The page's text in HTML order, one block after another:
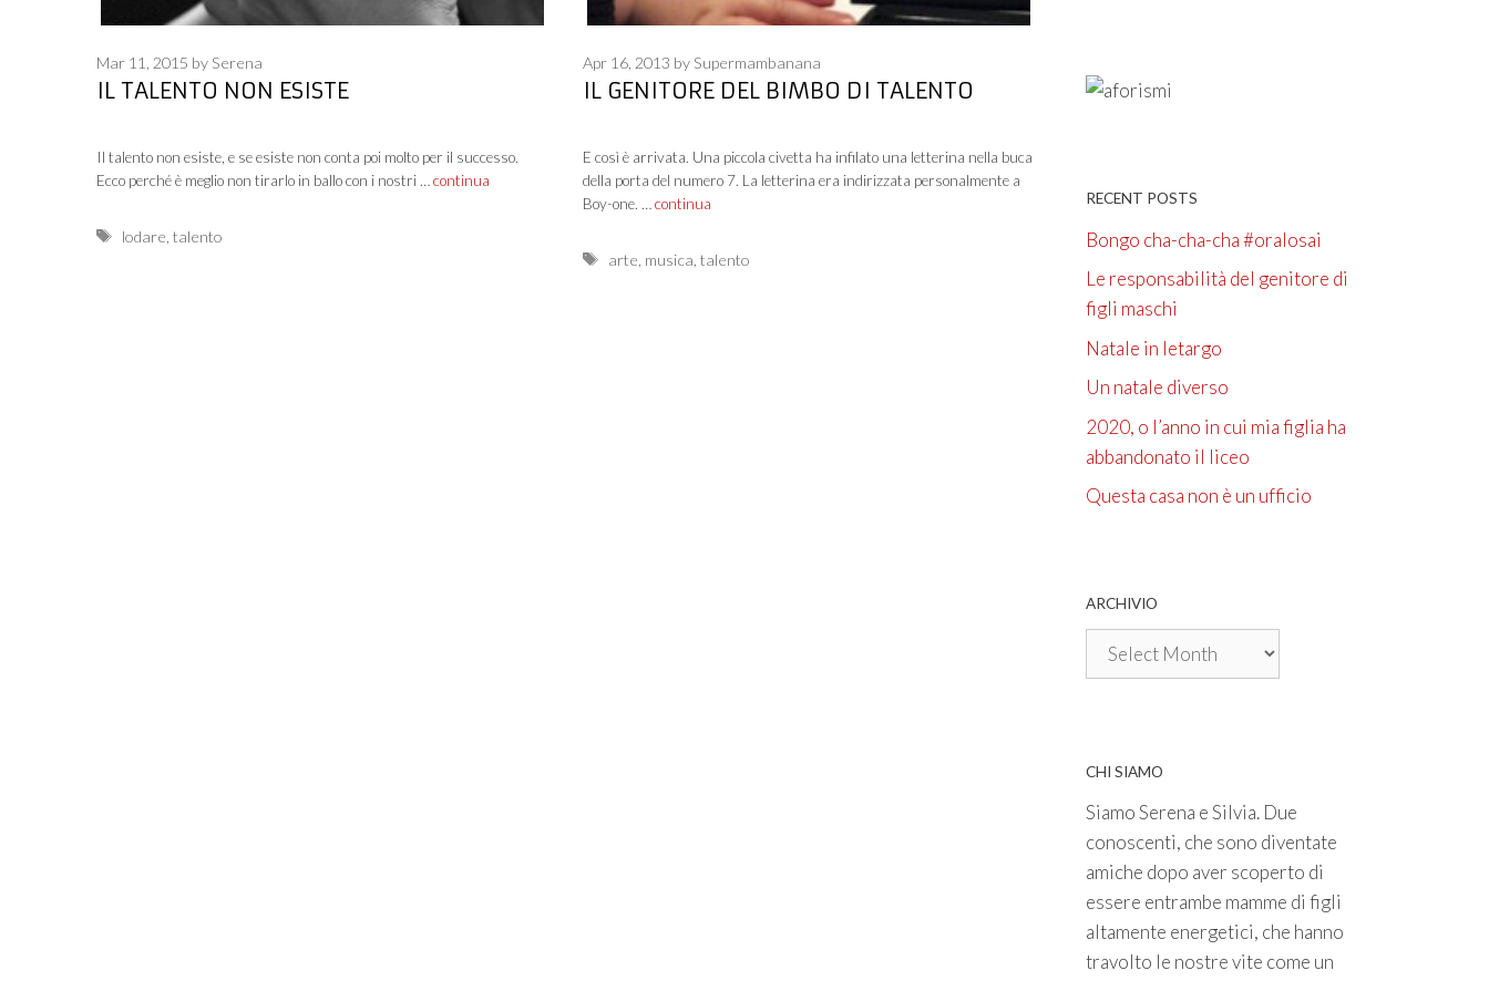
IL TALENTO NON ESISTE
Mar 11, 2015 by Serena
Il talento non esiste, e se esiste non conta poi molto per il successo.
Ecco perché è meglio non tirarlo in ballo con i nostri … continua
Tags
lodare ,talento
IL GENITORE DEL BIMBO DI TALENTO
Apr 16, 2013 by Supermambanana
E così è arrivata. Una piccola civetta ha infilato una letterina nella buca
della porta del numero 7. La letterina era indirizzata personalmente a
Boy-one. … continua
Tags
arte musica talento
RECENT POSTS
Bongo cha-cha-cha #oralosai
Le responsabilità del genitore di
figli maschi
Natale in letargo
Un natale diverso
2020, o l’anno in cui mia figlia ha
abbandonato il liceo
Questa casa non è un ufficio
ARCHIVIO
Archivio
CHI SIAMO
Siamo Serena e Silvia. Due
conoscenti, che sono diventate
amiche dopo aver scoperto di
essere entrambe mamme di figli
altamente energetici, che hanno
travolto le nostre vite come un